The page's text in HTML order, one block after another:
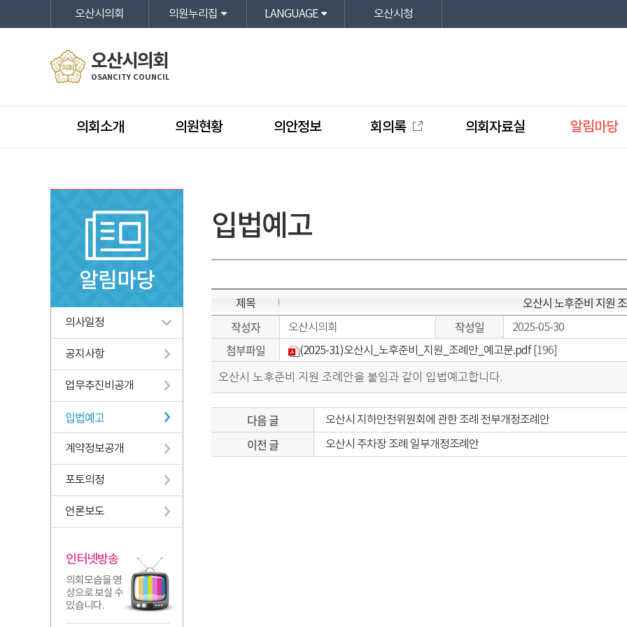
오산시의회 의원누리집 LANGUAGE 오산시청
오산시의회
OSANCITY COUNCIL
의회소개 의원현황 의안정보 회의록 의회자료실 알림마당
알림마당
의사일정
공지사항
업무추진비공개
입법예고
계약정보공개
포토의정
언론보도
인터넷방송
의회모습을 영
상으로 보실 수
있습니다.
입법예고
제목
오산시 노후준비 지원
작성자
오산시의회 작성일 2025-05-30
첨부파일 (2025-31)오산시_노후준비_지원_조례안_예고문.pdf [196]
오산시 노후준비 지원 조례안을 붙임과 같이 입법예고합니다.
다음 글 오산시 지하안전위원회에 관한 조례 전부개정조례안
이전 글 오산시 주차장 조례 일부개정조례안